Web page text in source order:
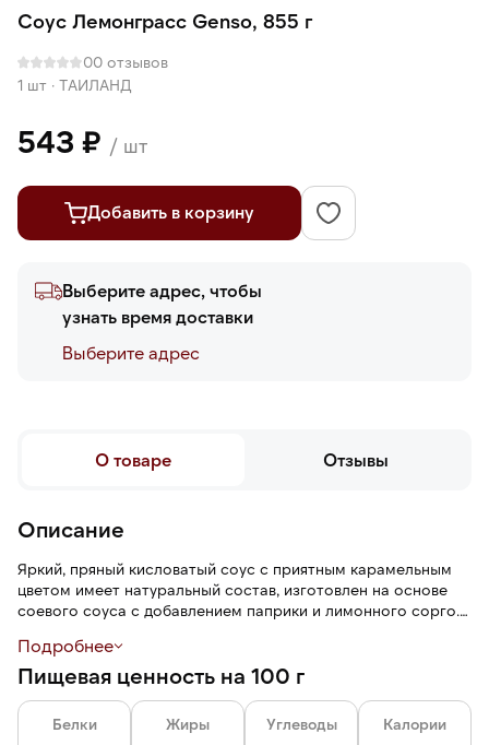
Соус Лемонграсс Genso, 855 г
00 отзывов
1 шт · ТАИЛАНД
543 ₽ / шт
Добавить в корзину
Выберите адрес, чтобы
узнать время доставки
Выберите адреc
О товаре Отзывы
Описание
Яркий, пряный кисловатый соус с приятным карамельным
цветом имеет натуральный состав, изготовлен на основе
соевого соуса с добавлением паприки и лимонного сорго.
Соус придает морепродуктам, рыбе, мясу птицы, овощам и
тофу экзотический, яркий и более глубокий вкус.
Пластиковая бутылка с дозатором гигиенична, позволяет
добавлять соус непосредственно в блюдо, минимизировать
Подробнее
Пищевая ценность на 100 г
Белки Жиры Углеводы Калории